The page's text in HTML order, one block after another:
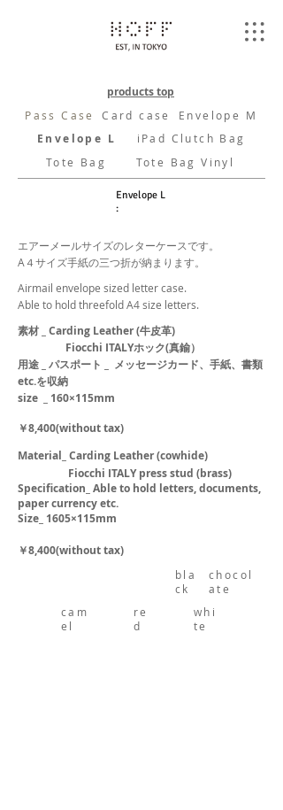
productstop
Pass Case Card case Envelope M
Envelope L
Tote Bag
iPad Clutch Bag
Tote Bag Vinyl
Envelope L
:
エアーメールサイズのレターケースです。
A４サイズ手紙の三つ折が納まります。
Airmail envelope sized letter case.
Able to hold threefold A4 size letters.
素材 _ Carding Leather (牛皮革)
Fiocchi ITALYホック(真鍮）
用途 _ パスポート _ メッセージカード、手紙、書類
etc.を収納
size _ 160×115mm
￥8,400(without tax)
Material_ Carding Leather (cowhide)
Fiocchi ITALY press stud (brass)
Speciﬁcation_ Able to hold letters, documents,
paper currency etc.
Size_ 1605×115mm
￥8,400(without tax)
cam
el
re
d
bla
ck
chocol
ate
whi
te